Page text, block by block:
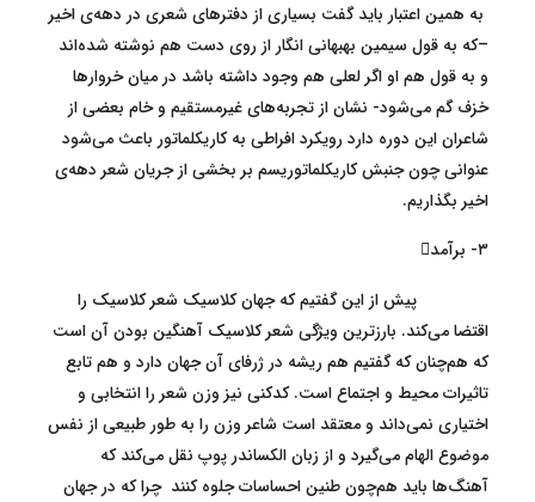
به همین اعتبار باید گفت بسیاری از دفترهای شعری در دهه‌ی اخیر
–که به قول سیمین بهبهانی انگار از روی دست هم نوشته شده‌اند
و به قول هم او اگر لعلی هم وجود داشته باشد در میان خروارها
خزف گم می‌شود- نشان از تجربه‌های غیرمستقیم و خام بعضی از
شاعران این دوره دارد رویکرد افراطی به کاریکلماتور باعث می‌شود
عنوانی چون جنبش کاریکلماتوریسم بر بخشی از جریان شعر دهه‌ی
اخیر بگذاریم.
۳- برآمد
پیش از این گفتیم که جهان کلاسیک شعر کلاسیک را
اقتضا می‌کند. بارزترین ویژگی شعر کلاسیک آهنگین بودن آن است
که هم‌چنان که گفتیم هم ریشه در ژرفای آن جهان دارد و هم تابع
تاثیرات محیط و اجتماع است. کدکنی نیز وزن شعر را انتخابی و
اختیاری نمی‌داند و معتقد است شاعر وزن را به طور طبیعی از نفس
موضوع الهام می‌گیرد و از زبان الکساندر پوپ نقل می‌کند که
آهنگ‌ها باید هم‌چون طنین احساسات جلوه کنند چرا که در جهان